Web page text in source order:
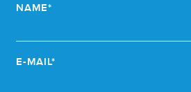
NAME*
E-MAIL*